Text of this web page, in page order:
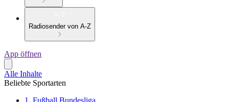
Radiosender von A-Z
App öffnen
Alle Inhalte
Beliebte Sportarten
1. Fußball Bundesliga